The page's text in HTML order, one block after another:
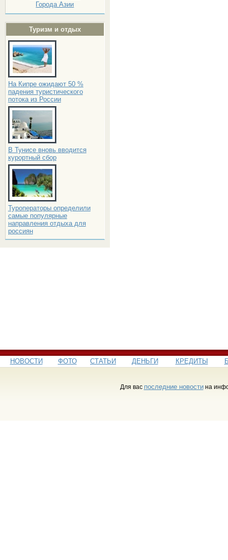
Города Азии
Туризм и отдых
На Кипре ожидают 50 %
падения туристического
потока из России
В Тунисе вновь вводится
курортный сбор
Туроператоры определили
самые популярные
направления отдыха для
россиян
НОВОСТИ ФОТО СТАТЬИ ДЕНЬГИ КРЕДИТЫ
Для вас последние новостина